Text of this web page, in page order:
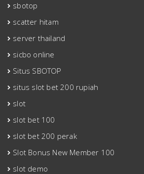
sbotop
scatter hitam
server thailand
sicbo online
Situs SBOTOP
situs slot bet 200 rupiah
slot
slot bet 100
slot bet 200 perak
Slot Bonus New Member 100
slot demo